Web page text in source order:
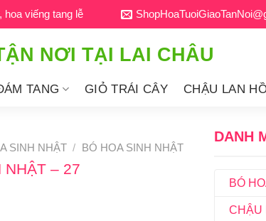
viếng tang lễ
NƠI TẠI LAI CHÂU
TANG GIỎ TRÁI CÂY CHẬU LAN
DANH
BÓ
CHẬU
SINH NHẬT / BÓ HOA SINH NHẬT
NHẬT – 27